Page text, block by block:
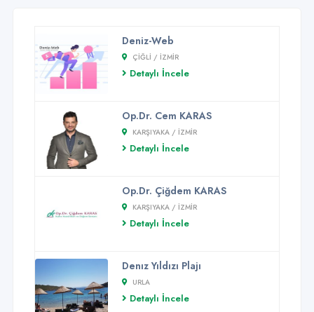
Deniz-Web
ÇIĞLI / İZMİR
Detaylı İncele
Op.Dr. Cem KARAS
KARŞIYAKA / İZMİR
Detaylı İncele
Op.Dr. Çiğdem KARAS
KARŞIYAKA / İZMİR
Detaylı İncele
Denız Yıldızı Plajı
URLA
Detaylı İncele